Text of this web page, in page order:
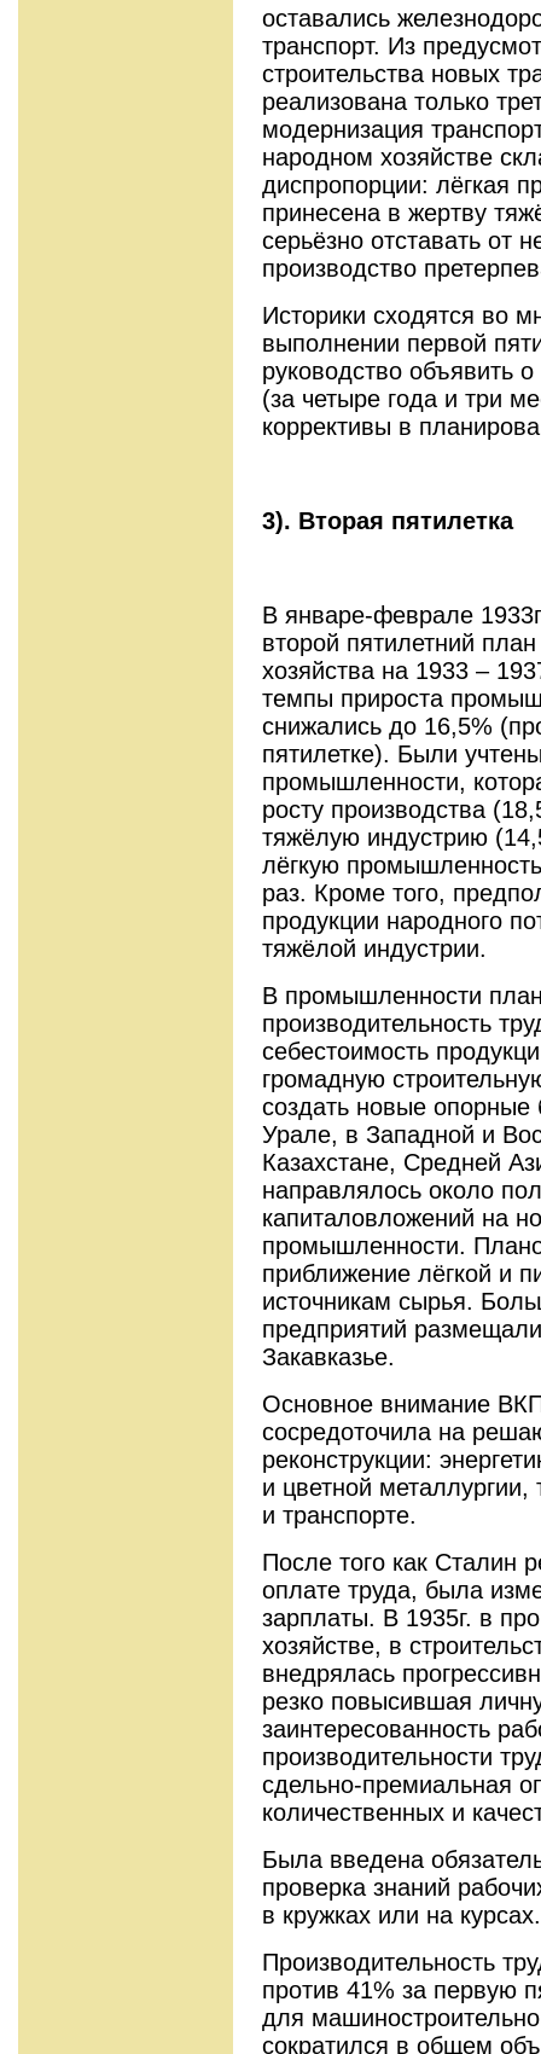
оставались
транспорт. Из
строительства новых
реализована только
модернизация
народном хозяйстве
диспропорции: лёгкая
принесена в жертву
серьёзно отставать от
производство
Историки сходятся во
выполнении первой
руководство объявить
(за четыре года и три
коррективы в
3). Вторая пятилетка
В январе-феврале
второй пятилетний
хозяйства на 1933 –
темпы прироста
снижались до 16,5%
пятилетке). Были
промышленности,
росту производства
тяжёлую индустрию
лёгкую
раз. Кроме того,
продукции народного
тяжёлой индустрии.
В промышленности
производительность
себестоимость
громадную
создать новые опорные
Урале, в Западной и
Казахстане, Средней
направлялось около
капиталовложений на
промышленности.
приближение лёгкой и
источникам сырья.
предприятий
Закавказье.
Основное внимание
сосредоточила на
реконструкции:
и цветной
и транспорте.
После того как Сталин
оплате труда, была
зарплаты. В 1935г. в
хозяйстве, в
внедрялась
резко повысившая
заинтересованность
производительности
сдельно-премиальная
количественных и
Была введена
проверка знаний
в кружках или на курсах.
Производительность
против 41% за первую
для
сократился в общем